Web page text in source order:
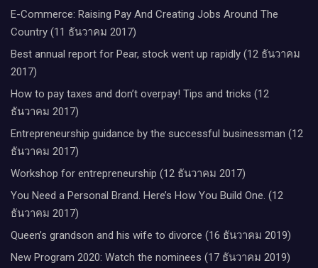
E-Commerce: Raising Pay And Creating Jobs Around The
Country (11 ธันวาคม 2017)
Best annual report for Pear, stock went up rapidly (12 ธันวาคม
2017)
How to pay taxes and don’t overpay! Tips and tricks (12
ธันวาคม 2017)
Entrepreneurship guidance by the successful businessman (12
ธันวาคม 2017)
Workshop for entrepreneurship (12 ธันวาคม 2017)
You Need a Personal Brand. Here’s How You Build One. (12
ธันวาคม 2017)
Queen’s grandson and his wife to divorce (16 ธันวาคม 2019)
New Program 2020: Watch the nominees (17 ธันวาคม 2019)